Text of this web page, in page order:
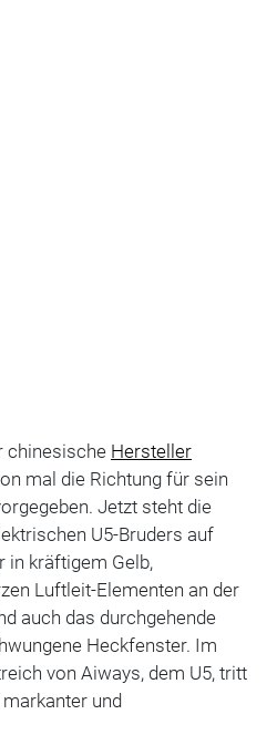
chinesische Hersteller
mal die Richtung für sein
Jetzt steht die
U5-Bruders auf
in kräftigem Gelb,
Luftleit-Elementen an der
auch das durchgehende
Heckfenster. Im
von Aiways, dem U5, tritt
und